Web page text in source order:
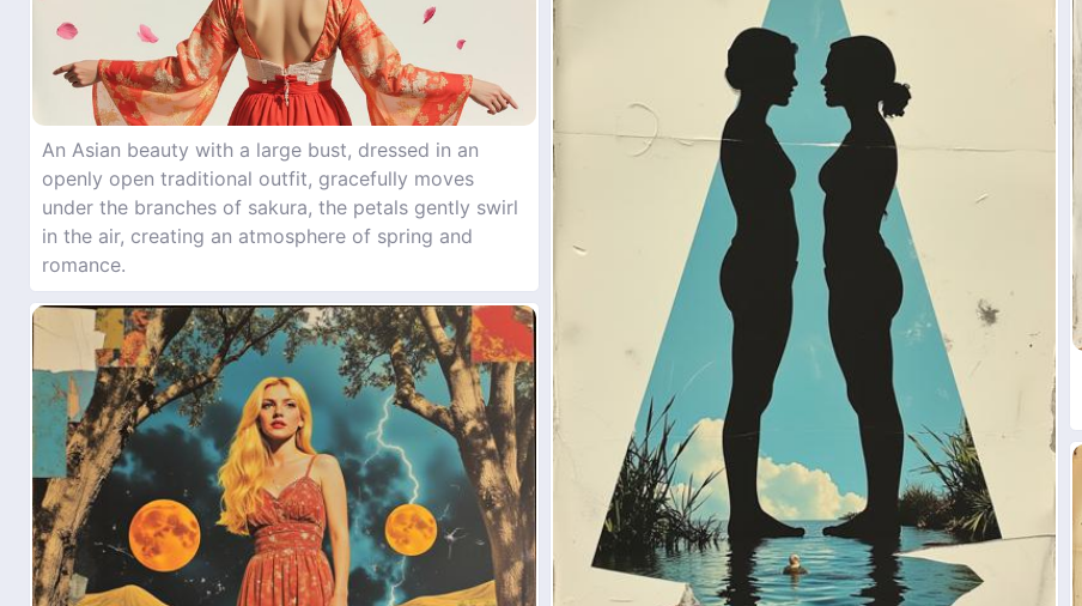
An Asian beauty with a large bust, dressed in an
openly open traditional outfit, gracefully moves
under the branches of sakura, the petals gently swirl
in the air, creating an atmosphere of spring and
romance.